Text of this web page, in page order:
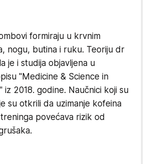
formiraju u krvnim
nogu, butina i ruku. Teoriju dr
je i studija objavljena u
"Medicine & Science in
iz 2018. godine. Naučnici koji su
su otkrili da uzimanje kofeina
povećava rizik od